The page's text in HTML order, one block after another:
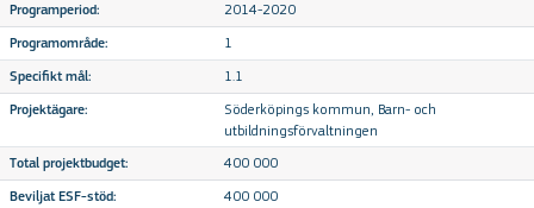
Programperiod: 2014-2020
Programområde: 1
Specifikt mål: 1.1
Projektägare:
Söderköpings kommun, Barn- och
utbildningsförvaltningen
Total projektbudget: 400 000
Beviljat ESF-stöd: 400 000